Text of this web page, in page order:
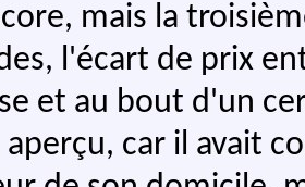
mais la
l'écart de prix
et au bout d'un
car il avait